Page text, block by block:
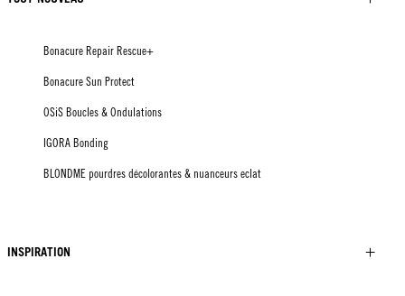
Bonacure Repair Rescue+
Bonacure Sun Protect
OSiS Boucles & Ondulations
IGORA Bonding
BLONDME pourdres décolorantes & nuanceurs eclat
INSPIRATION